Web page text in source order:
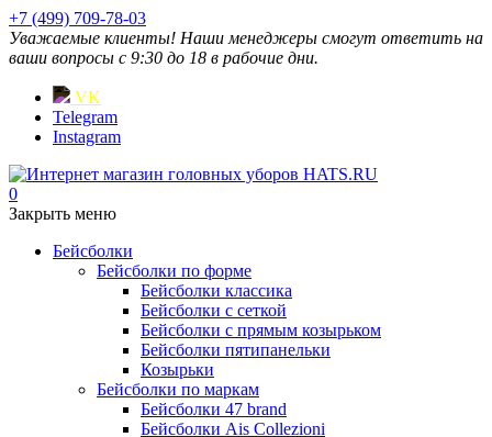
+7 (499) 709-78-03
Уважаемые клиенты! Наши менеджеры смогут ответить на
ваши вопросы с 9:30 до 18 в рабочие дни.
VK
Telegram
Instagram
0
Закрыть меню
Бейсболки
Бейсболки по форме
Бейсболки классика
Бейсболки с сеткой
Бейсболки с прямым козырьком
Бейсболки пятипанельки
Козырьки
Бейсболки по маркам
Бейсболки 47 brand
Бейсболки Ais Collezioni